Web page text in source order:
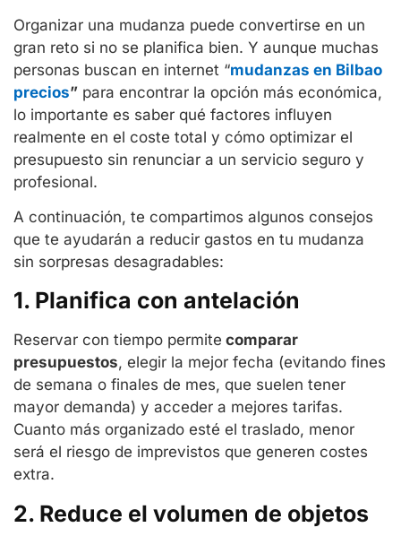
Organizar una mudanza puede convertirse en un
gran reto si no se planifica bien. Y aunque muchas
personas buscan en internet “mudanzas en Bilbao
precios” para encontrar la opción más económica,
lo importante es saber qué factores influyen
realmente en el coste total y cómo optimizar el
presupuesto sin renunciar a un servicio seguro y
profesional.
A continuación, te compartimos algunos consejos
que te ayudarán a reducir gastos en tu mudanza
sin sorpresas desagradables:
1. Planifica con antelación
Reservar con tiempo permite comparar
presupuestos, elegir la mejor fecha (evitando fines
de semana o finales de mes, que suelen tener
mayor demanda) y acceder a mejores tarifas.
Cuanto más organizado esté el traslado, menor
será el riesgo de imprevistos que generen costes
extra.
2. Reduce el volumen de objetos